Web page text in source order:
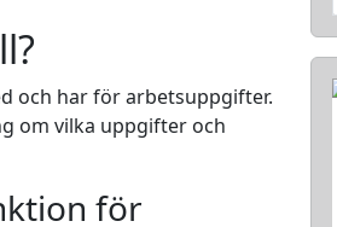
och har för arbetsuppgifter.
om vilka uppgifter och
för